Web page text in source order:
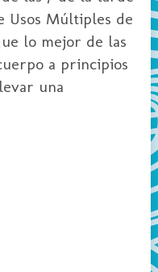
Usos Múltiples de
lo mejor de las
a principios
una